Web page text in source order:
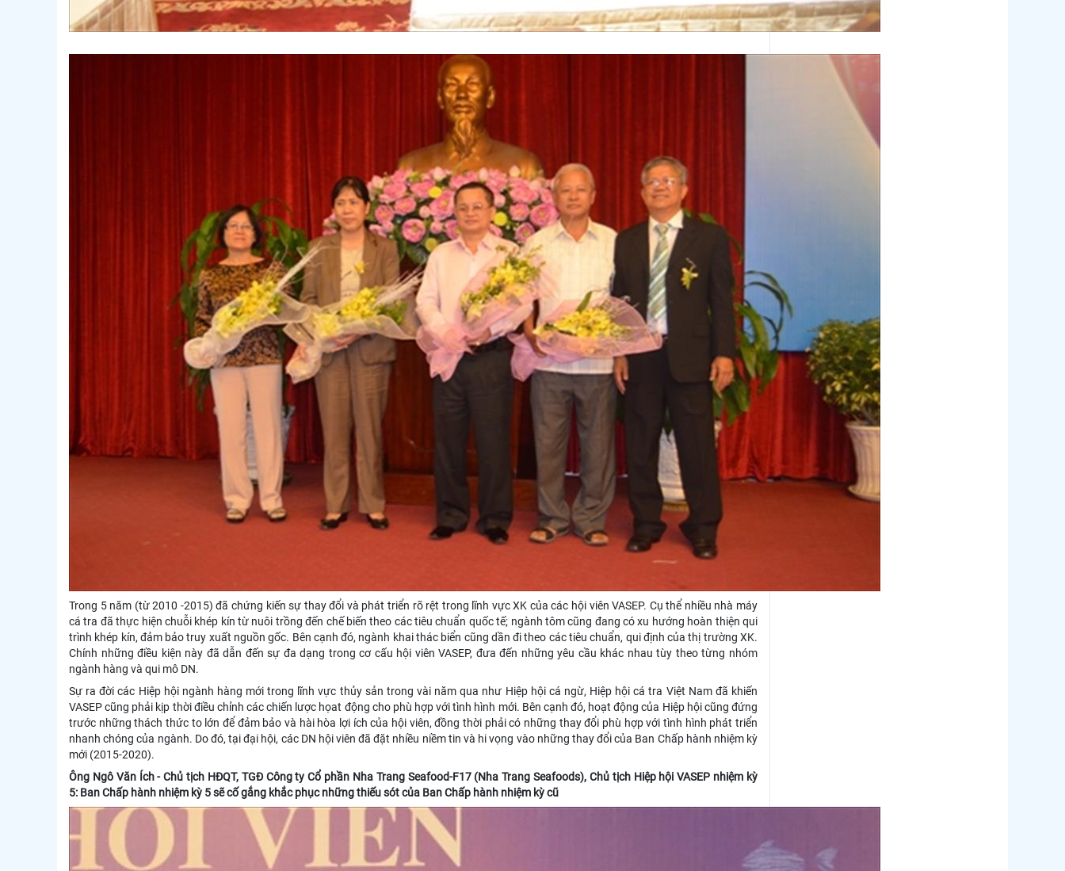
Trong 5 năm (từ 2010 -2015) đã chứng kiến sự thay đổi và phát triển rõ rệt trong lĩnh vực XK của các hội viên VASEP. Cụ thể nhiều nhà máy
cá tra đã thực hiện chuỗi khép kín từ nuôi trồng đến chế biến theo các tiêu chuẩn quốc tế; ngành tôm cũng đang có xu hướng hoàn thiện qui
trình khép kín, đảm bảo truy xuất nguồn gốc. Bên cạnh đó, ngành khai thác biển cũng dần đi theo các tiêu chuẩn, qui định của thị trường XK.
Chính những điều kiện này đã dẫn đến sự đa dạng trong cơ cấu hội viên VASEP, đưa đến những yêu cầu khác nhau tùy theo từng nhóm
ngành hàng và qui mô DN.
Sự ra đời các Hiệp hội ngành hàng mới trong lĩnh vực thủy sản trong vài năm qua như Hiệp hội cá ngừ, Hiệp hội cá tra Việt Nam đã khiến
VASEP cũng phải kịp thời điều chỉnh các chiến lược họat động cho phù hợp với tình hình mới. Bên cạnh đó, hoạt động của Hiệp hội cũng đứng
trước những thách thức to lớn để đảm bảo và hài hòa lợi ích của hội viên, đồng thời phải có những thay đổi phù hợp với tình hình phát triển
nhanh chóng của ngành. Do đó, tại đại hội, các DN hội viên đã đặt nhiều niềm tin và hi vọng vào những thay đổi của Ban Chấp hành nhiệm kỳ
mới (2015-2020).
Ông Ngô Văn Ích - Chủ tịch HĐQT, TGĐ Công ty Cổ phần Nha Trang Seafood-F17 (Nha Trang Seafoods), Chủ tịch Hiệp hội VASEP nhiệm kỳ
5: Ban Chấp hành nhiệm kỳ 5 sẽ cố gắng khắc phục những thiếu sót của Ban Chấp hành nhiệm kỳ cũ